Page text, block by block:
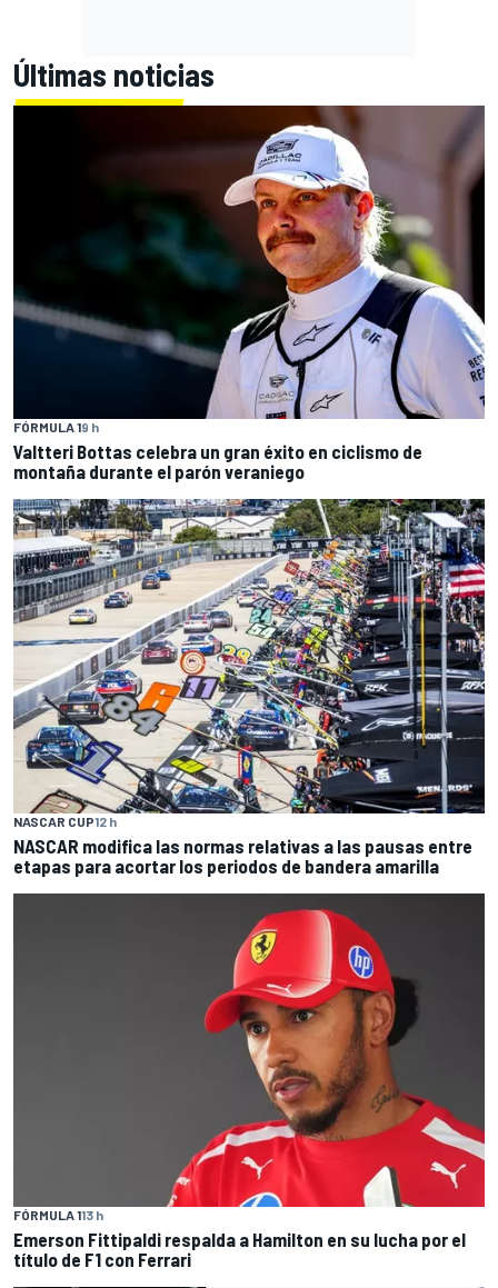
Últimas noticias
FÓRMULA 19 h
Valtteri Bottas celebra un gran éxito en ciclismo de
montaña durante el parón veraniego
NASCAR CUP12 h
NASCAR modifica las normas relativas a las pausas entre
etapas para acortar los periodos de bandera amarilla
FÓRMULA 113 h
Emerson Fittipaldi respalda a Hamilton en su lucha por el
título de F1 con Ferrari